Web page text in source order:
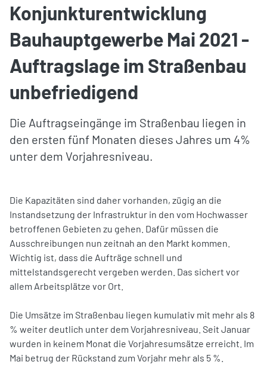
Konjunkturentwicklung
Bauhauptgewerbe Mai 2021 -
Auftragslage im Straßenbau
unbefriedigend
Die Auftragseingänge im Straßenbau liegen in
den ersten fünf Monaten dieses Jahres um 4%
unter dem Vorjahresniveau.
Die Kapazitäten sind daher vorhanden, zügig an die
Instandsetzung der Infrastruktur in den vom Hochwasser
betroffenen Gebieten zu gehen. Dafür müssen die
Ausschreibungen nun zeitnah an den Markt kommen.
Wichtig ist, dass die Aufträge schnell und
mittelstandsgerecht vergeben werden. Das sichert vor
allem Arbeitsplätze vor Ort.
Die Umsätze im Straßenbau liegen kumulativ mit mehr als 8
% weiter deutlich unter dem Vorjahresniveau. Seit Januar
wurden in keinem Monat die Vorjahresumsätze erreicht. Im
Mai betrug der Rückstand zum Vorjahr mehr als 5 %.